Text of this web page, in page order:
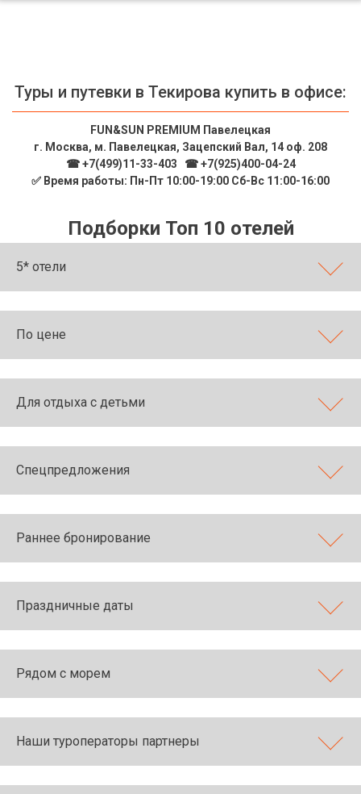
Туры и путевки в Текирова купить в офисе:
FUN&SUN PREMIUM Павелецкая
г. Москва, м. Павелецкая, Зацепский Вал, 14 оф. 208
☎ +7(499)11-33-403
☎ +7(925)400-04-24
✅ Время работы: Пн-Пт 10:00-19:00 Сб-Вс 11:00-16:00
Подборки Топ 10 отелей
5* отели
По цене
Для отдыха с детьми
Спецпредложения
Раннее бронирование
Праздничные даты
Рядом с морем
Наши туроператоры партнеры